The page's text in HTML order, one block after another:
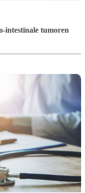
intestinale tumoren